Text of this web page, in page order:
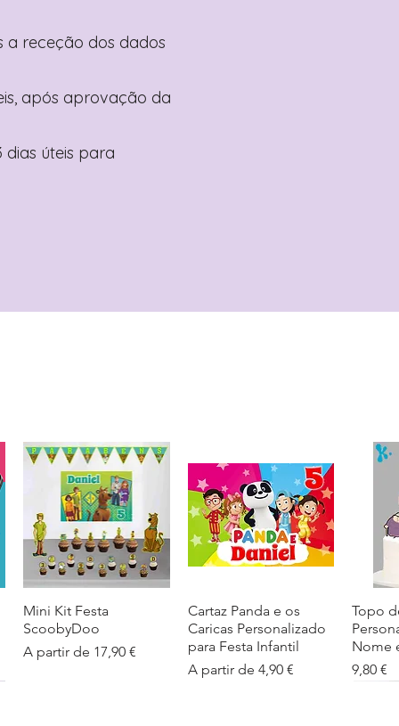
a receção dos dados
após aprovação da
dias úteis para
Visualização rápida
Mini Kit Festa
ScoobyDoo
A partir de 17,90 €
Preço promocional
Visualização rápida
Cartaz Panda e os
Caricas Personalizado
para Festa Infantil
A partir de 4,90 €
Preço promocional
Topo
Nome
Preço
9,80 €